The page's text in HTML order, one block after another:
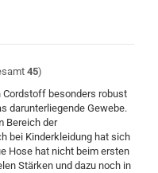
45)
Cordstoff besonders robust
darunterliegende Gewebe.
Bereich der
bei Kinderkleidung hat sich
Hose hat nicht beim ersten
Stärken und dazu noch in